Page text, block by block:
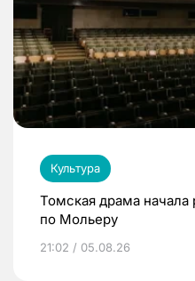
Культура
Томская драма начала
по Мольеру
21:02 / 05.08.26